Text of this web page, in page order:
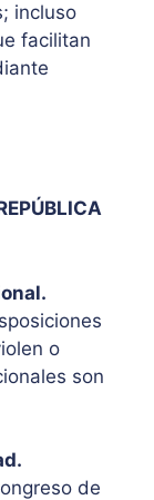
incluso
facilitan
o
son
de